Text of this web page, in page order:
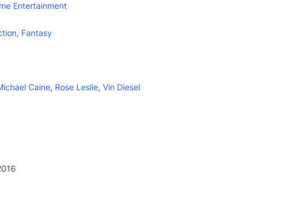
Entertainment
, Fantasy
Caine, Rose Leslie, Vin Diesel